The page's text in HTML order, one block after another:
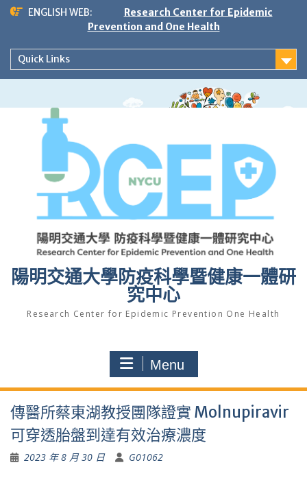
Skip
ENGLISH WEB:
Research Center for Epidemic
Prevention and One Health
Quick Links
陽明交通大學防疫科學暨健康一體研
究中心
Research Center for Epidemic Prevention One Health
Menu
傳醫所蔡東湖教授團隊證實 Molnupiravir
可穿透胎盤到達有效治療濃度
2023 年 8 月 30 日 G01062